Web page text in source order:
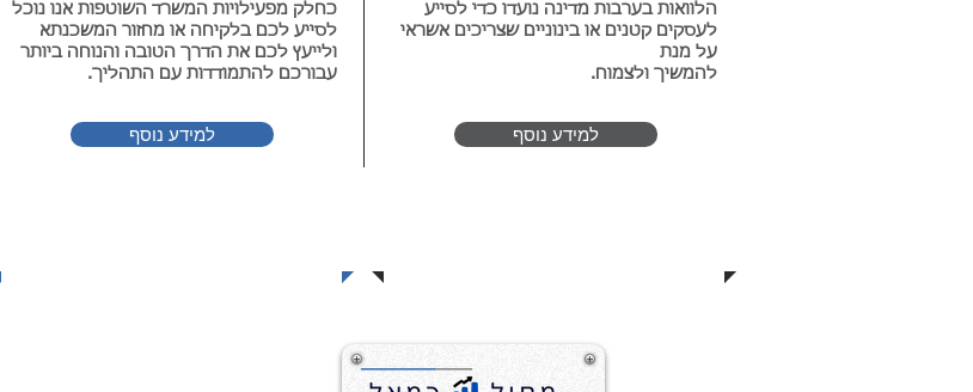
כחלק מפעילויות המשרד השוטפות אנו נוכל
לסייע לכם בלקיחה או מחזור המשכנתא
ולייעץ לכם את הדרך הטובה והנוחה ביותר
עבורכם להתמודדות עם התהליך.
למידע נוסף
הלוואות בערבות מדינה נועדו כדי לסייע
לעסקים קטנים או בינוניים שצריכים אשראי
על מנת
להמשיך ולצמוח.
למידע נוסף